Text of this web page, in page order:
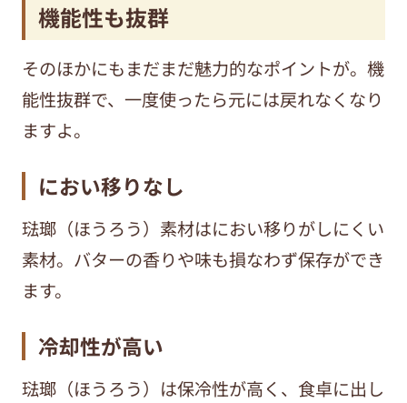
機能性も抜群
そのほかにもまだまだ魅力的なポイントが。機
能性抜群で、一度使ったら元には戻れなくなり
ますよ。
におい移りなし
琺瑯（ほうろう）素材はにおい移りがしにくい
素材。バターの香りや味も損なわず保存ができ
ます。
冷却性が高い
琺瑯（ほうろう）は保冷性が高く、食卓に出し